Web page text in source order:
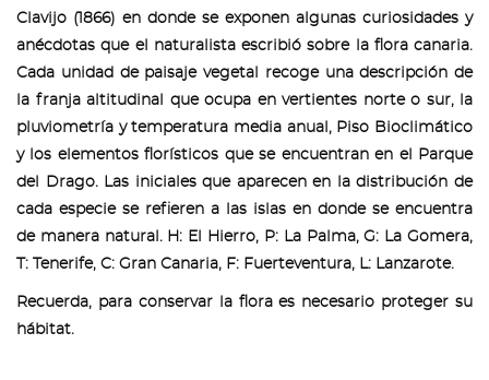
Clavijo (1866) en donde se exponen algunas curiosidades y
anécdotas que el naturalista escribió sobre la flora canaria.
Cada unidad de paisaje vegetal recoge una descripción de
la franja altitudinal que ocupa en vertientes norte o sur, la
pluviometría y temperatura media anual, Piso Bioclimático
y los elementos florísticos que se encuentran en el Parque
del Drago. Las iniciales que aparecen en la distribución de
cada especie se refieren a las islas en donde se encuentra
de manera natural. H: El Hierro, P: La Palma, G: La Gomera,
T: Tenerife, C: Gran Canaria, F: Fuerteventura, L: Lanzarote.
Recuerda, para conservar la flora es necesario proteger su
hábitat.